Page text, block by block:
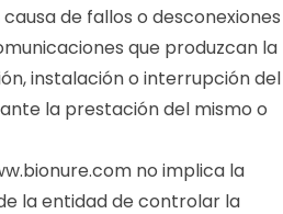
de fallos o desconexiones
que produzcan la
instalación o interrupción del
la prestación del mismo o
no implica la
la entidad de controlar la